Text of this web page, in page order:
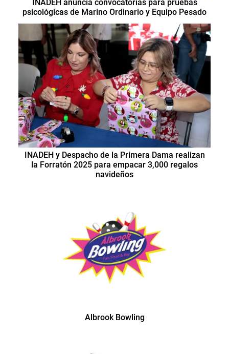
INADEH anuncia convocatorias para pruebas
psicológicas de Marino Ordinario y Equipo Pesado
INADEH y Despacho de la Primera Dama realizan
la Forratón 2025 para empacar 3,000 regalos
navideños
Albrook Bowling